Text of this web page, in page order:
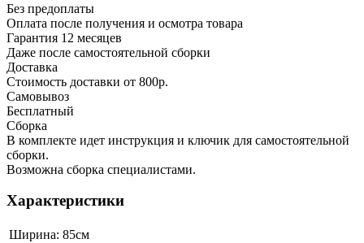
Без предоплаты
Оплата после получения и осмотра товара
Гарантия 12 месяцев
Даже после самостоятельной сборки
Доставка
Стоимость доставки от 800р.
Самовывоз
Бесплатный
Сборка
В комплекте идет инструкция и ключик для самостоятельной
сборки.
Возможна сборка специалистами.
Характеристики
Ширина: 85см